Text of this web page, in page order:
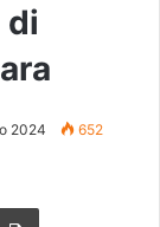
di
2024 652